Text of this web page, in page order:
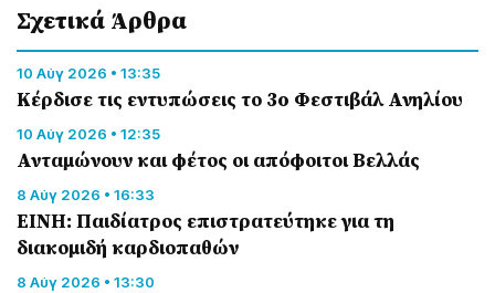
Σχετικά Άρθρα
10 Αύγ 2026 • 13:35
Κέρδισε τις εντυπώσεις το 3o Φεστιβάλ Ανηλίου
10 Αύγ 2026 • 12:35
Ανταμώνουν και φέτος οι απόφοιτοι Βελλάς
8 Αύγ 2026 • 16:33
ΕΙΝΗ: Παιδίατρος επιστρατεύτηκε για τη
διακομιδή καρδιοπαθών
8 Αύγ 2026 • 13:30